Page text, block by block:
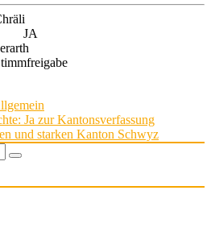
JA
Ja zur Kantonsverfassung
und starken Kanton Schwyz
Suchen